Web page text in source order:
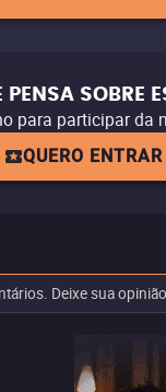
SOBRE
para participar da
QUERO ENTRAR
Deixe sua